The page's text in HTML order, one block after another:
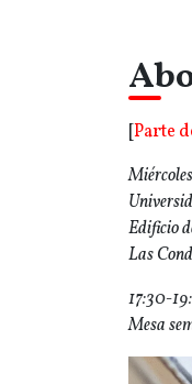
[Parte
Edificio
Las
17:30-
Mesa